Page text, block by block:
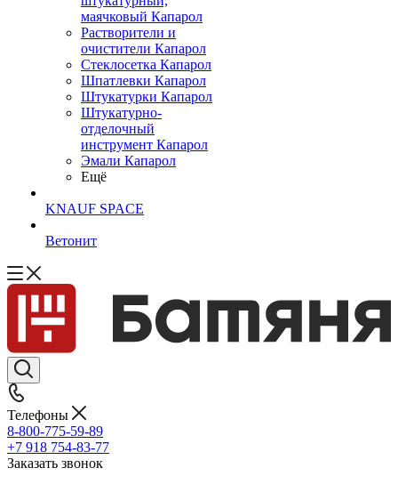
маячковый Капарол
Растворители и
очистители Капарол
Cтеклосетка Капарол
Шпатлевки Капарол
Штукатурки Капарол
Штукатурно-
отделочный
инструмент Капарол
Эмали Капарол
Ещё
KNAUF SPACE
Ветонит
Телефоны
8-800-775-59-89
+7 918 754-83-77
Заказать звонок